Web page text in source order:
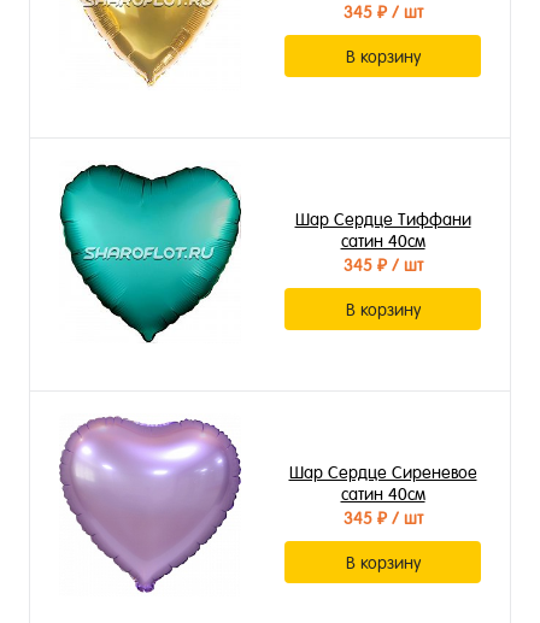
345 ₽/ шт
В корзину
Шар Сердце Тиффани
сатин 40см
345 ₽/ шт
В корзину
Шар Сердце Сиреневое
сатин 40см
345 ₽/ шт
В корзину